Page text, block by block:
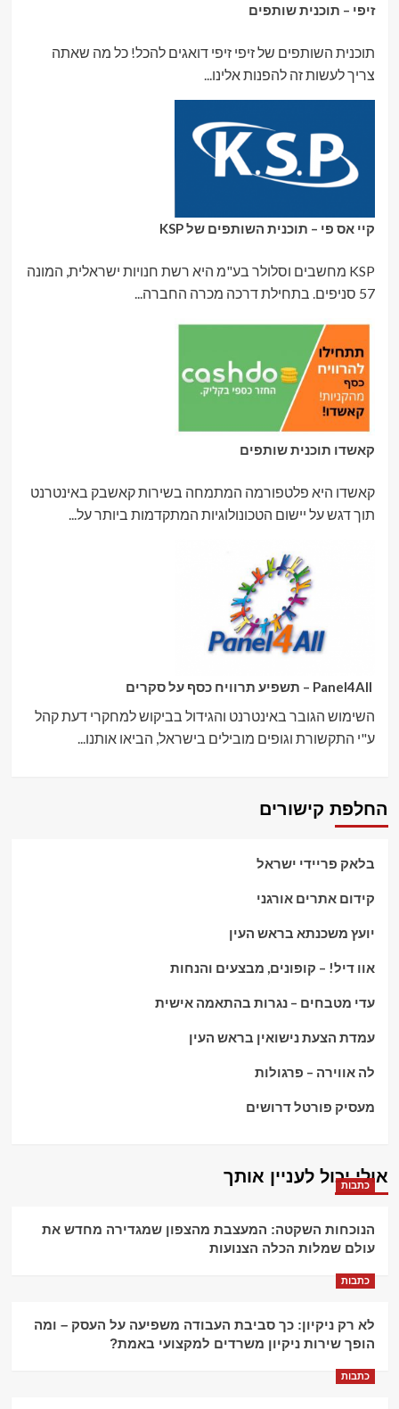
זיפי – תוכנית שותפים
תוכנית השותפים של זיפי זיפי דואגים להכל! כל מה שאתה
צריך לעשות זה להפנות אלינו...
קיי אס פי – תוכנית השותפים של KSP
KSP מחשבים וסלולר בע"מ היא רשת חנויות ישראלית, המונה
57 סניפים. בתחילת דרכה מכרה החברה...
קאשדו תוכנית שותפים
קאשדו היא פלטפורמה המתמחה בשירות קאשבק באינטרנט
תוך דגש על יישום הטכונולוגיות המתקדמות ביותר על...
השימוש הגובר באינטרנט והגידול בביקוש למחקרי דעת קהל
ע"י התקשורת וגופים מובילים בישראל, הביאו אותנו...
החלפת קישורים
בלאק פריידי ישראל
קידום אתרים אורגני
יועץ משכנתא בראש העין
אוו דיל! – קופונים, מבצעים והנחות
עדי מטבחים – נגרות בהתאמה אישית
עמדת הצעת נישואין בראש העין
לה אווירה – פרגולות
מעסיק פורטל דרושים
אולי יכול לעניין אותך
כתבות
הנוכחות השקטה: המעצבת מהצפון שמגדירה מחדש את
עולם שמלות הכלה הצנועות
כתבות
לא רק ניקיון: כך סביבת העבודה משפיעה על העסק – ומה
הופך שירות ניקיון משרדים למקצועי באמת?
כתבות